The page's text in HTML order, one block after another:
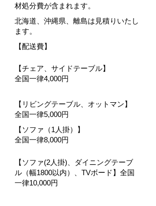
材処分費が含まれます。
北海道、沖縄県、離島は見積りいたし
ます。
【配送費】
【チェア、サイドテーブル】
全国一律4,000円
【リビングテーブル、オットマン】
全国一律5,000円
【ソファ（1人掛）】
全国一律8,000円
【ソファ(2人掛)、ダイニングテーブ
ル（幅1800以内）、TVボード】全国
一律10,000円